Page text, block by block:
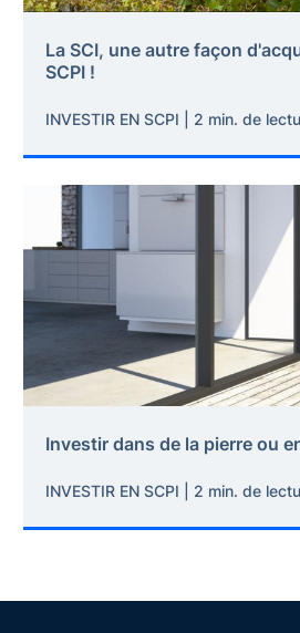
La SCI, une autre façon
SCPI !
INVESTIR EN SCPI | 2 min. de
Investir dans de la pierre ou
INVESTIR EN SCPI | 2 min. de